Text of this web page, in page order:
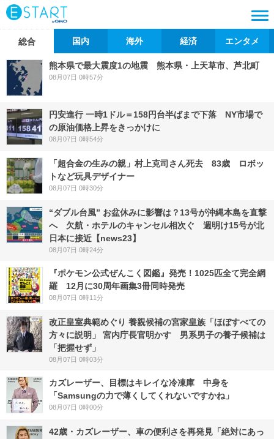
総合 国内 海外 経済 エンタメ
熊本県で最大震度1の地震 熊本県・上天草市、芦北町
08月07日 0時57分
円安進行 一時1ドル＝158円台半ばまで下落 NY市場で
の原油価格上昇をきっかけに
08月07日 0時54分
「超合金の生みの親」村上克司さん死去 83歳 ロボッ
トなど玩具デザイナー
08月07日 0時30分
“ダブル台風” お盆休みに影響は？13号が沖縄本島を直撃
へ 欠航・ホテルのキャンセル相次ぐ 週明け15号が北
日本に接近【news23】
08月07日 0時24分
『ポケモン公式ぜんこく図鑑』発売！1025匹全て完全網
羅 12月に30周年画集3冊同時発売
08月07日 0時11分
改正皇室典範めぐり 養親候補の宮家皇族「ほぼすべての
方々に説明」 宮内庁長官明かす 男系男子の養子候補は
「把握せず」
08月07日 0時03分
カズレーザー、目標はキレイな冷凍庫 中身を
「Samsungの力で薄くしてくれないですかね」
08月07日 0時00分
42歳・カズレーザー、車の便利さを再発見「絶対にあっ